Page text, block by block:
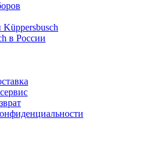
в России